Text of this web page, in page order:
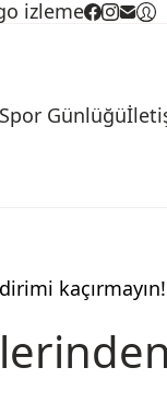
izleme
Spor Günlüğü
kaçırmayın!